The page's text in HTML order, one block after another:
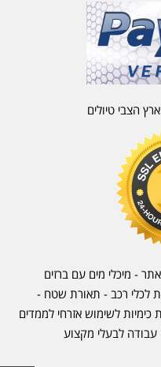
הצבי טיולים
- מיכלי מים עם ברזים
לכלי רכב - תאורת שטח -
כימיות לשימוש אזרחי לממדים
עבודה לבעלי מקצוע